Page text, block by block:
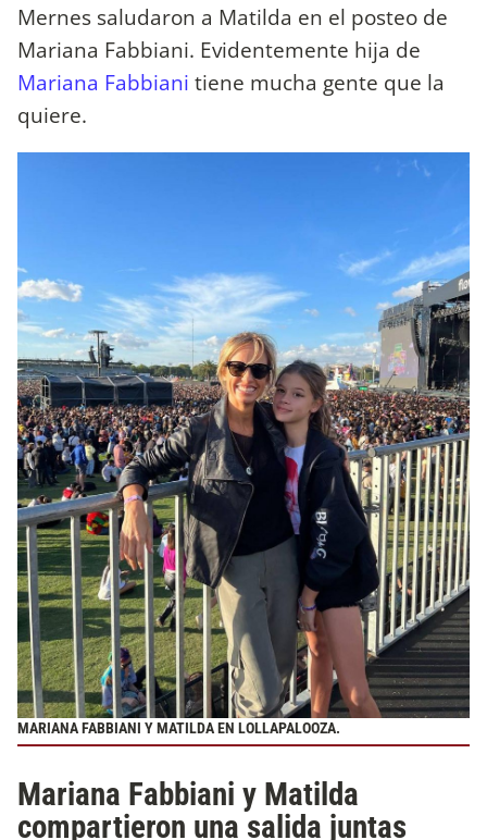
Mernes saludaron a Matilda en el posteo de
Mariana Fabbiani. Evidentemente hija de
Mariana Fabbiani tiene mucha gente que la
quiere.
MARIANA FABBIANI Y MATILDA EN LOLLAPALOOZA.
Mariana Fabbiani y Matilda
compartieron una salida juntas